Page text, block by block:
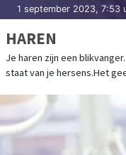
1 september 2023, 7:53
HAREN
Je haren zijn een
staat van je hersens.Het